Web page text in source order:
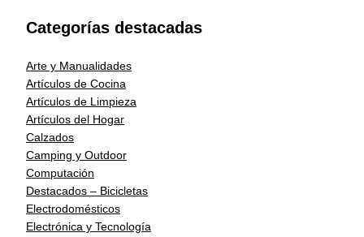
Categorías destacadas
Arte y Manualidades
Artículos de Cocina
Artículos de Limpieza
Artículos del Hogar
Calzados
Camping y Outdoor
Computación
Destacados – Bicicletas
Electrodomésticos
Electrónica y Tecnología